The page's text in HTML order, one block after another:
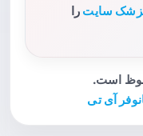
سایت را
آی تی